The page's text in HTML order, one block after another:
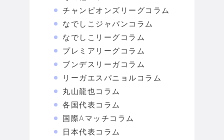
チャンピオンズリーグコラム
なでしこジャパンコラム
なでしこリーグコラム
プレミアリーグコラム
ブンデスリーガコラム
リーガエスパニョルコラム
丸山龍也コラム
各国代表コラム
国際Aマッチコラム
日本代表コラム